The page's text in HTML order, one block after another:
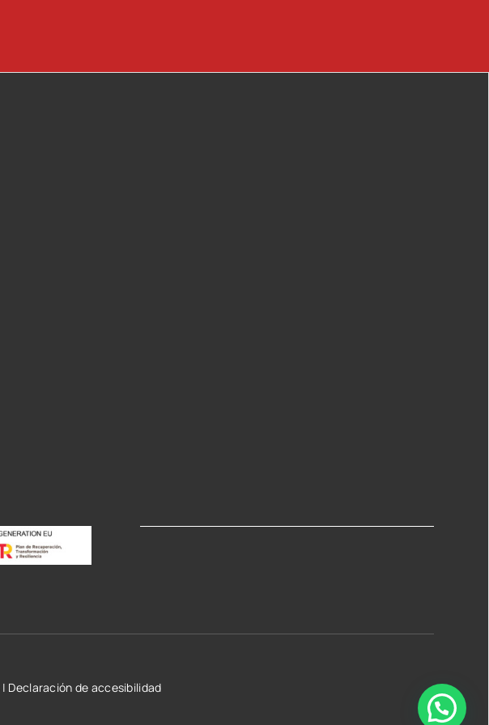
| Declaración de accesibilidad